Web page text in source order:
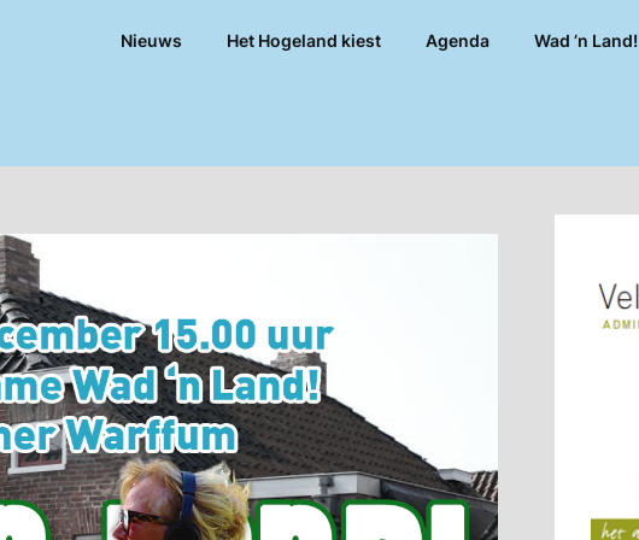
Nieuws Het Hogeland kiest Agenda Wad ’n Land!